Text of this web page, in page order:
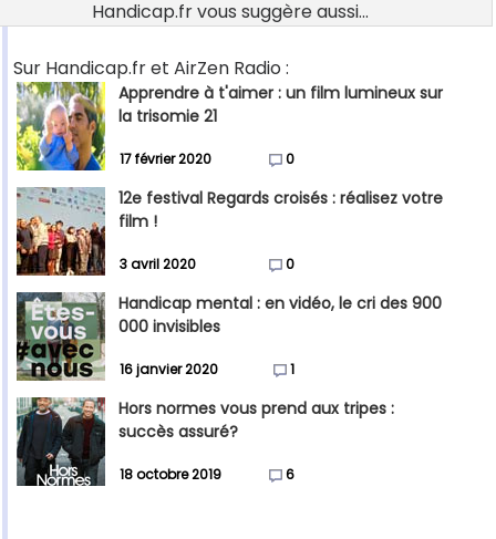
Handicap.fr vous suggère aussi...
Sur Handicap.fr et AirZen Radio :
Apprendre à t'aimer : un film lumineux sur
la trisomie 21
17 février 2020 0
12e festival Regards croisés : réalisez votre
film !
3 avril 2020 0
Handicap mental : en vidéo, le cri des 900
000 invisibles
16 janvier 2020 1
Hors normes vous prend aux tripes :
succès assuré?
18 octobre 2019 6